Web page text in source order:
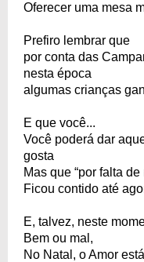
Oferecer uma mesa
Prefiro lembrar que
por conta das
nesta época
algumas crianças
E que você...
Você poderá dar
gosta
Mas que “por falta
Ficou contido até
E, talvez, neste
Bem ou mal,
No Natal, o Amor